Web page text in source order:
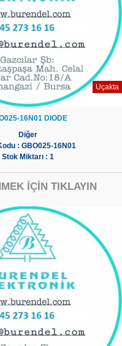
Uçakta
16N01 DIODE
Diğer
: GBO025-16N01
Stok Miktarı : 1
İÇİN TIKLAYIN